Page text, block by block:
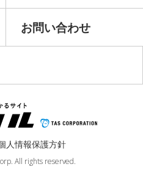
お問い合わせ
人情報保護方針
All rights reserved.